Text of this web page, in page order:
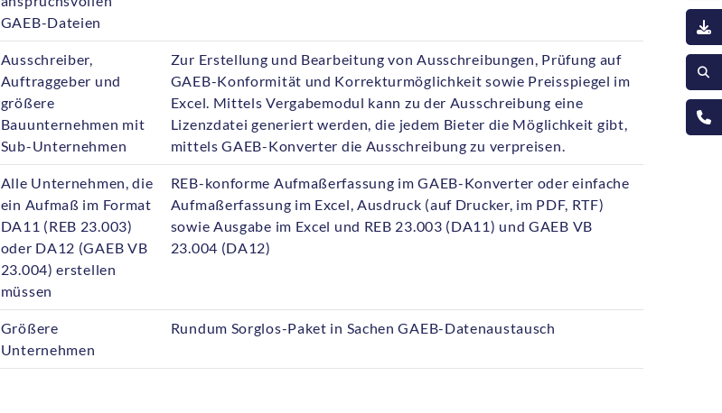
GAEB-Dateien
Ausschreiber,
Auftraggeber und
größere
Bauunternehmen mit
Sub-Unternehmen
Zur Erstellung und Bearbeitung von Ausschreibungen, Prüfung auf
GAEB-Konformität und Korrekturmöglichkeit sowie Preisspiegel im
Excel. Mittels Vergabemodul kann zu der Ausschreibung eine
Lizenzdatei generiert werden, die jedem Bieter die Möglichkeit gibt,
mittels GAEB-Konverter die Ausschreibung zu verpreisen.
Alle Unternehmen, die
ein Aufmaß im Format
DA11 (REB 23.003)
oder DA12 (GAEB VB
23.004) erstellen
müssen
REB-konforme Aufmaßerfassung im GAEB-Konverter oder einfache
Aufmaßerfassung im Excel, Ausdruck (auf Drucker, im PDF, RTF)
sowie Ausgabe im Excel und REB 23.003 (DA11) und GAEB VB
23.004 (DA12)
Größere
Unternehmen
Rundum Sorglos-Paket in Sachen GAEB-Datenaustausch